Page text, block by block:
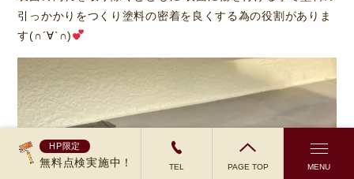
HP限定
無料点検実施中！ TEL PAGE TOP MENU
引っかかりをつくり塗料の密着を良くする為の役割がありま
す(∩´∀`∩)